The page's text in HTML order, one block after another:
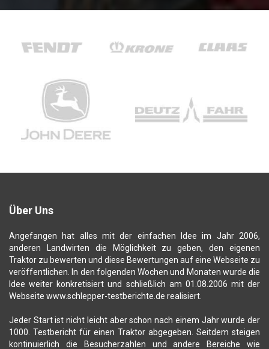
Über Uns
Angefangen hat alles mit der einfachen Idee im Jahr 2006,
anderen Landwirten die Möglichkeit zu geben, den eigenen
Traktor zu bewerten und diese Bewertungen auf eine Webseite zu
veröffentlichen. In den folgenden Wochen und Monaten wurde die
Idee weiter konkretisiert und schließlich am 01.08.2006 mit der
Webseite www.schlepper-testberichte.de realisiert.
Jeder Start ist nicht leicht aber schon nach einem Jahr wurde der
1000. Testbericht für einen Traktor abgegeben. Seitdem steigen
kontinuierlich die Besucherzahlen und andere Bereiche wie